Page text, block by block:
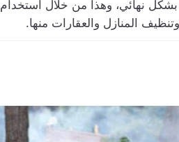
نهائي، وهذا من خلال استخدام
المنازل والعقارات منها.